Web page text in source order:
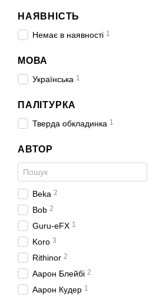
НАЯВНІСТЬ
Немає в наявності 1
МОВА
Українська 1
ПАЛІТУРКА
Тверда обкладинка 1
АВТОР
Beka 2
Bob 2
Guru-eFX 1
Koro 3
Rithinor 2
Аарон Блейбі 2
Аарон Кудер 1